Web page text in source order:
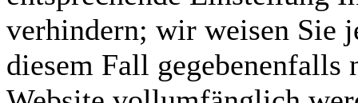
verhindern; wir weisen Sie
diesem Fall